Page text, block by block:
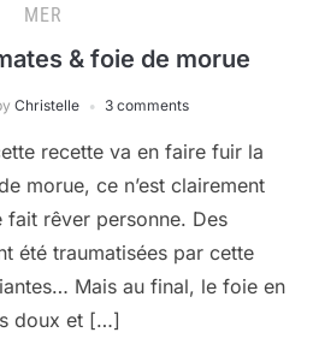
MER
& foie de morue
Christelle 3 comments
recette va en faire fuir la
morue, ce n’est clairement
fait rêver personne. Des
été traumatisées par cette
Mais au final, le foie en
doux et […]